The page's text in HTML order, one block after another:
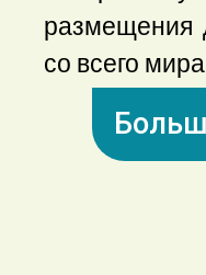
размещения
со всего